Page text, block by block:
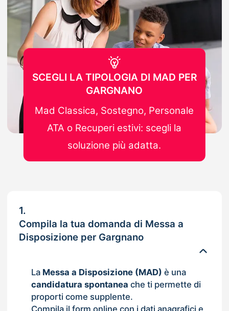
1.
Compila la tua domanda di Messa a
Disposizione per Gargnano
La Messa a Disposizione (MAD) è una
candidatura spontanea che ti permette di
proporti come supplente.
SCEGLI LA TIPOLOGIA DI MAD PER
GARGNANO
Mad Classica, Sostegno, Personale
ATA o Recuperi estivi: scegli la
soluzione più adatta.